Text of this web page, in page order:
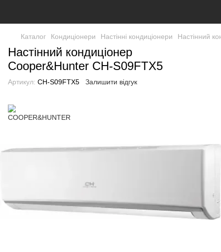
Каталог Кондиціонери Настінні кондиціонери Настінний
Настінний кондиціонер
Cooper&Hunter CH-S09FTX5
Артикул: CH-S09FTX5 Залишити відгук